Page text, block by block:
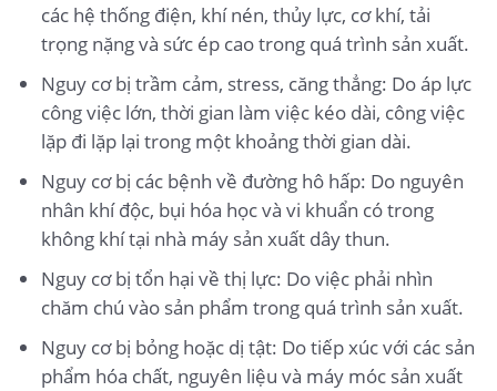
các hệ thống điện, khí nén, thủy lực, cơ khí, tải
trọng nặng và sức ép cao trong quá trình sản xuất.
Nguy cơ bị trầm cảm, stress, căng thẳng: Do áp lực
công việc lớn, thời gian làm việc kéo dài, công việc
lặp đi lặp lại trong một khoảng thời gian dài.
Nguy cơ bị các bệnh về đường hô hấp: Do nguyên
nhân khí độc, bụi hóa học và vi khuẩn có trong
không khí tại nhà máy sản xuất dây thun.
Nguy cơ bị tổn hại về thị lực: Do việc phải nhìn
chăm chú vào sản phẩm trong quá trình sản xuất.
Nguy cơ bị bỏng hoặc dị tật: Do tiếp xúc với các sản
phẩm hóa chất, nguyên liệu và máy móc sản xuất